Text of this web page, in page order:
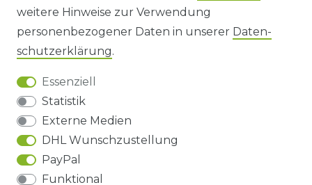
AGB UND KUNDENINFORMATIONEN
DATENSCHUTZERKLÄRUNG
BARRIEREFREIHEIT
Impressum Daten­schutz­erklärung
weitere Hinweise zur Verwendung
personenbezogener Daten in unserer Daten­
schutz­erklärung.
Essenziell
Statistik
Externe Medien
DHL Wunschzustellung
PayPal
Funktional